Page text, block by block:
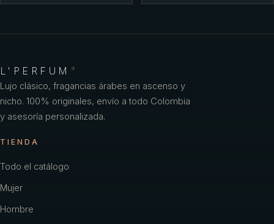
L'PERFUM ®
Lujo clásico, fragancias árabes en ascenso y
nicho. 100% originales, envío a todo Colombia
y asesoría personalizada.
TIENDA
Todo el catálogo
Mujer
Hombre